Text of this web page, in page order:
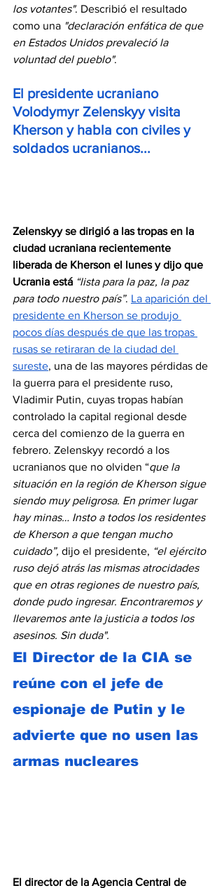
los votantes". Describió el resultado
como una "declaración enfática de que
en Estados Unidos prevaleció la
voluntad del pueblo".
El presidente ucraniano
Volodymyr Zelenskyy visita
Kherson y habla con civiles y
soldados ucranianos...
Zelenskyy se dirigió a las tropas en la
ciudad ucraniana recientemente
liberada de Kherson el lunes y dijo que
Ucrania está “lista para la paz, la paz
para todo nuestro país”. La aparición del
presidente en Kherson se produjo
pocos días después de que las tropas
rusas se retiraran de la ciudad del
sureste, una de las mayores pérdidas de
la guerra para el presidente ruso,
Vladimir Putin, cuyas tropas habían
controlado la capital regional desde
cerca del comienzo de la guerra en
febrero. Zelenskyy recordó a los
ucranianos que no olviden “que la
situación en la región de Kherson sigue
siendo muy peligrosa. En primer lugar
hay minas… Insto a todos los residentes
de Kherson a que tengan mucho
cuidado”, dijo el presidente, “el ejército
ruso dejó atrás las mismas atrocidades
que en otras regiones de nuestro país,
donde pudo ingresar. Encontraremos y
llevaremos ante la justicia a todos los
asesinos. Sin duda".
El Director de la CIA se
reúne con el jefe de
espionaje de Putin y le
advierte que no usen las
armas nucleares
El director de la Agencia Central de